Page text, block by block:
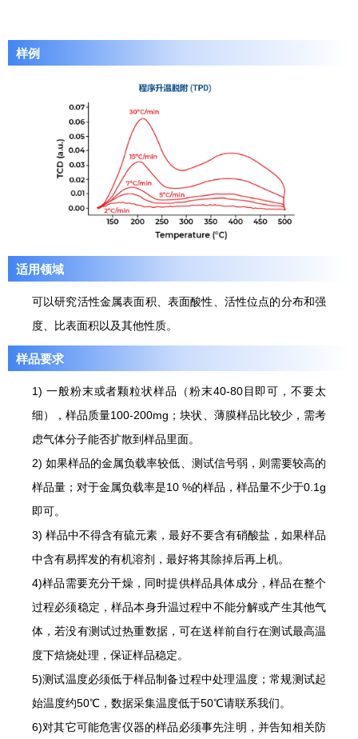
样例
适用领域
可以研究活性金属表面积、表面酸性、活性位点的分布和强
度、比表面积以及其他性质。
样品要求
1) 一般粉末或者颗粒状样品（粉末40-80目即可，不要太
细），样品质量100-200mg；块状、薄膜样品比较少，需考
虑气体分子能否扩散到样品里面。
2) 如果样品的金属负载率较低、测试信号弱，则需要较高的
样品量；对于金属负载率是10 %的样品，样品量不少于0.1g
即可。
3) 样品中不得含有硫元素，最好不要含有硝酸盐，如果样品
中含有易挥发的有机溶剂，最好将其除掉后再上机。
4)样品需要充分干燥，同时提供样品具体成分，样品在整个
过程必须稳定，样品本身升温过程中不能分解或产生其他气
体，若没有测试过热重数据，可在送样前自行在测试最高温
度下焙烧处理，保证样品稳定。
5)测试温度必须低于样品制备过程中处理温度；常规测试起
始温度约50℃，数据采集温度低于50℃请联系我们。
6)对其它可能危害仪器的样品必须事先注明，并告知相关防